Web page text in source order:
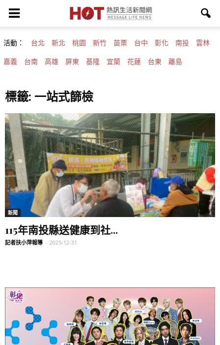
活動： 台北 新北 桃園 新竹 苗栗 台中 彰化 南投 雲林
嘉義 台南 高雄 屏東 基隆 宜蘭 花蓮 台東 離島
標籤: 一站式篩檢
新聞
115年南投縣送健康到社...
記者扶小萍報導 - 2025-12-31